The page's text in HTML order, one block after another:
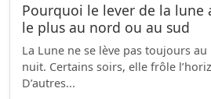
Pourquoi le lever de la
le plus au nord ou au sud
La Lune ne se lève pas toujours
nuit. Certains soirs, elle frôle
D’autres...